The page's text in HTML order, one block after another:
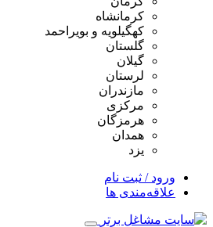
کرمانشاه
کهگیلویه و بویراحمد
گلستان
گیلان
لرستان
مازندران
مرکزی
هرمزگان
همدان
یزد
ورود / ثبت نام
علاقه‌مندی ها